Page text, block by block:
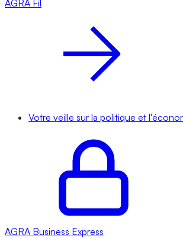
AGRA Fil
Votre veille sur la politique et
AGRA Business Express